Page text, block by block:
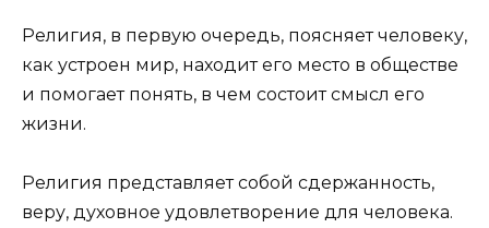
Религия, в первую очередь, поясняет человеку,
как устроен мир, находит его место в обществе
и помогает понять, в чем состоит смысл его
жизни.
Религия представляет собой сдержанность,
веру, духовное удовлетворение для человека.